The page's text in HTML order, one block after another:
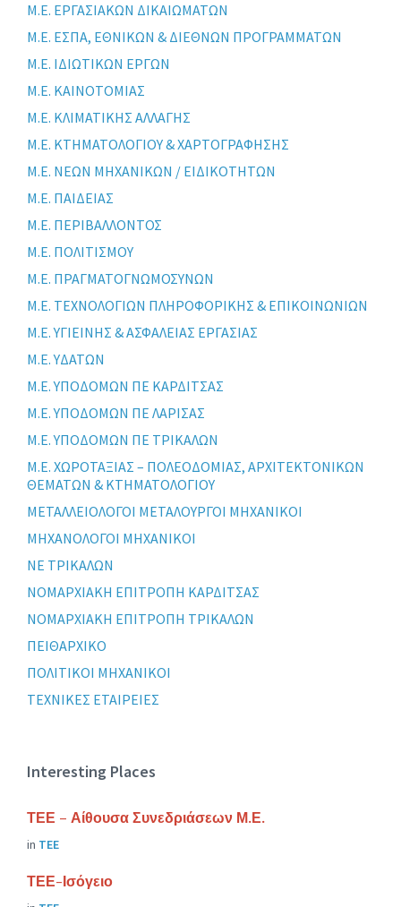
Μ.Ε. ΕΡΓΑΣΙΑΚΩΝ ΔΙΚΑΙΩΜΑΤΩΝ
Μ.Ε. ΕΣΠΑ, ΕΘΝΙΚΩΝ & ΔΙΕΘΝΩΝ ΠΡΟΓΡΑΜΜΑΤΩΝ
Μ.Ε. ΙΔΙΩΤΙΚΩΝ ΕΡΓΩΝ
Μ.Ε. ΚΑΙΝΟΤΟΜΙΑΣ
Μ.Ε. ΚΛΙΜΑΤΙΚΗΣ ΑΛΛΑΓΗΣ
Μ.Ε. ΚΤΗΜΑΤΟΛΟΓΙΟΥ & ΧΑΡΤΟΓΡΑΦΗΣΗΣ
Μ.Ε. ΝΕΩΝ ΜΗΧΑΝΙΚΩΝ / ΕΙΔΙΚΟΤΗΤΩΝ
Μ.Ε. ΠΑΙΔΕΙΑΣ
Μ.Ε. ΠΕΡΙΒΑΛΛΟΝΤΟΣ
Μ.Ε. ΠΟΛΙΤΙΣΜΟΥ
Μ.Ε. ΠΡΑΓΜΑΤΟΓΝΩΜΟΣΥΝΩΝ
Μ.Ε. ΤΕΧΝΟΛΟΓΙΩΝ ΠΛΗΡΟΦΟΡΙΚΗΣ & ΕΠΙΚΟΙΝΩΝΙΩΝ
Μ.Ε. ΥΓΙΕΙΝΗΣ & ΑΣΦΑΛΕΙΑΣ ΕΡΓΑΣΙΑΣ
Μ.Ε. ΥΔΑΤΩΝ
Μ.Ε. ΥΠΟΔΟΜΩΝ ΠΕ ΚΑΡΔΙΤΣΑΣ
Μ.Ε. ΥΠΟΔΟΜΩΝ ΠΕ ΛΑΡΙΣΑΣ
Μ.Ε. ΥΠΟΔΟΜΩΝ ΠΕ ΤΡΙΚΑΛΩΝ
Μ.Ε. ΧΩΡΟΤΑΞΙΑΣ – ΠΟΛΕΟΔΟΜΙΑΣ, ΑΡΧΙΤΕΚΤΟΝΙΚΩΝ
ΘΕΜΑΤΩΝ & ΚΤΗΜΑΤΟΛΟΓΙΟΥ
ΜΕΤΑΛΛΕΙΟΛΟΓΟΙ ΜΕΤΑΛΟΥΡΓΟΙ ΜΗΧΑΝΙΚΟΙ
ΜΗΧΑΝΟΛΟΓΟΙ ΜΗΧΑΝΙΚΟΙ
ΝΕ ΤΡΙΚΑΛΩΝ
ΝΟΜΑΡΧΙΑΚΗ ΕΠΙΤΡΟΠΗ ΚΑΡΔΙΤΣΑΣ
ΝΟΜΑΡΧΙΑΚΗ ΕΠΙΤΡΟΠΗ ΤΡΙΚΑΛΩΝ
ΠΕΙΘΑΡΧΙΚΟ
ΠΟΛΙΤΙΚΟΙ ΜΗΧΑΝΙΚΟΙ
ΤΕΧΝΙΚΕΣ ΕΤΑΙΡΕΙΕΣ
Interesting Places
ΤΕΕ – Αίθουσα Συνεδριάσεων Μ.Ε.
in ΤΕΕ
ΤΕΕ-Ισόγειο